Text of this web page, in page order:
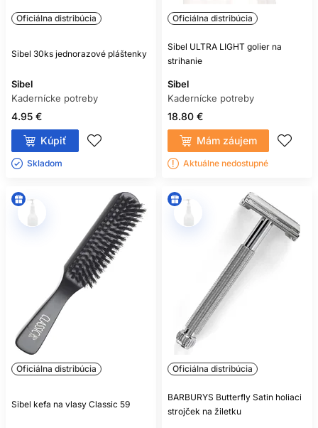
Oficiálna distribúcia
Sibel 30ks jednorazové pláštenky
Sibel
Kadernícke potreby
4.95 €
Kúpiť
Skladom ㅤ
Oficiálna distribúcia
Sibel ULTRA LIGHT golier na
strihanie
Sibel
Kadernícke potreby
18.80 €
Mám záujem
Aktuálne nedostupné
Oficiálna distribúcia
Sibel kefa na vlasy Classic 59
Oficiálna distribúcia
BARBURYS Butterfly Satin holiaci
strojček na žiletku